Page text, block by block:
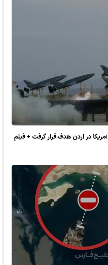
ارتش: محل استقرار جنگنده‌های اف۱۸ آمریکا در اردن هدف قرار گرفت + فیلم